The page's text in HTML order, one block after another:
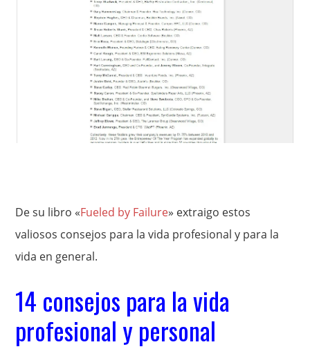
De su libro «Fueled by Failure» extraigo estos
valiosos consejos para la vida profesional y para la
vida en general.
14 consejos para la vida
profesional y personal